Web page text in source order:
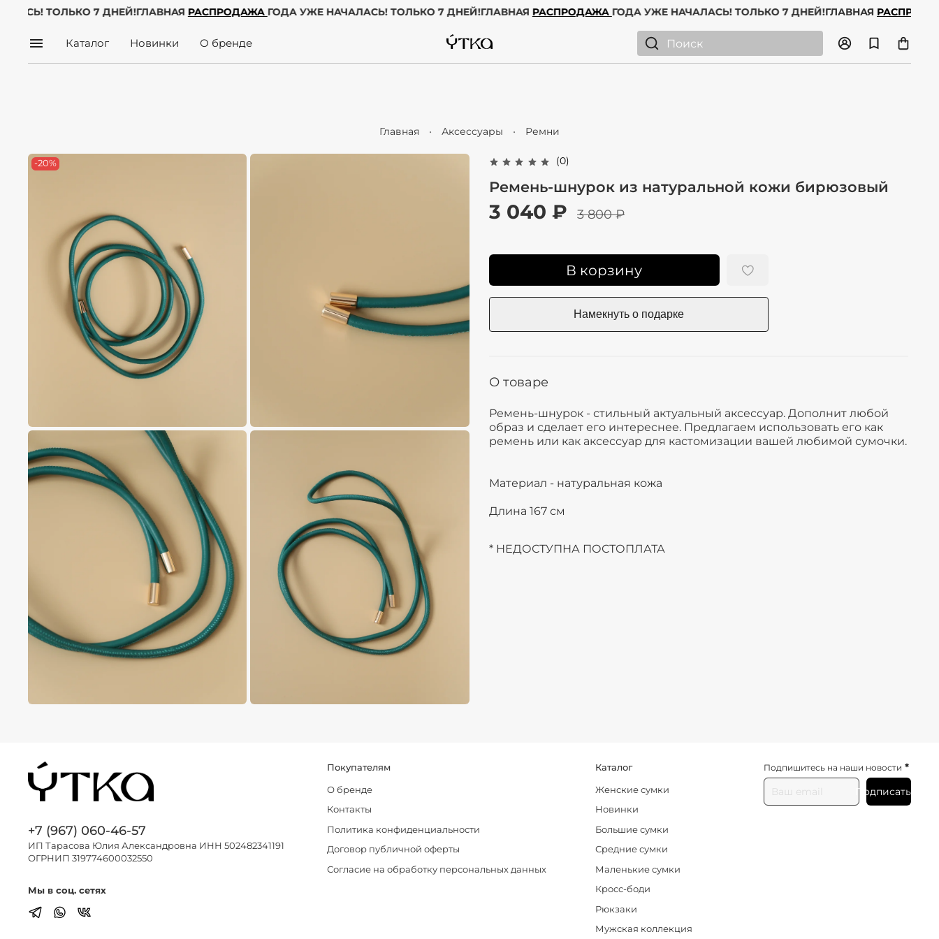
ТОЛЬКО 7 ДНЕЙ!ГЛАВНАЯРАСПРОДАЖАГОДА УЖЕ НАЧАЛАСЬ! ТОЛЬКО 7 ДНЕЙ!ГЛАВНАЯРАСПРОДАЖАГОДА УЖЕ НАЧАЛАСЬ! ТОЛЬКО 7 ДНЕЙ!ГЛАВНАЯ
Каталог Новинки О бренде
Главная Аксессуары Ремни
-20% (0)
Ремень-шнурок из натуральной кожи бирюзовый
3 040 ₽ 3 800 ₽
В корзину
О товаре
Ремень-шнурок - стильный актуальный аксессуар. Дополнит любой
образ и сделает его интереснее. Предлагаем использовать его как
ремень или как аксессуар для кастомизации вашей любимой сумочки.
Материал - натуральная кожа
Длина 167 см
* НЕДОСТУПНА ПОСТОПЛАТА
Покупателям
О бренде
Контакты
Политика конфиденциальности
Договор публичной оферты
Согласие на обработку персональных данных
Каталог
Женские сумки
Новинки
Большие сумки
Средние сумки
Маленькие сумки
Кросс-боди
Рюкзаки
Мужская коллекция
Подпишитесь на наши новости *
Подписаться
+7 (967) 060-46-57
ИП Тарасова Юлия Александровна ИНН 502482341191
ОГРНИП 319774600032550
Мы в соц. сетях